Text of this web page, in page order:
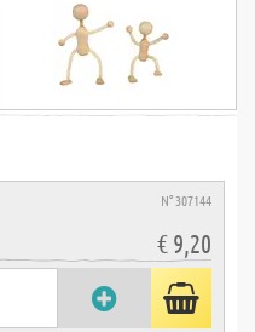
N° 307144
€ 9,20